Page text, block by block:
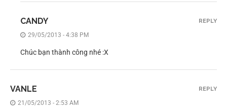
CANDY
29/05/2013 - 4:38 PM
Chúc bạn thành công nhé :X
REPLY
VANLE
21/05/2013 - 2:53 AM
REPLY